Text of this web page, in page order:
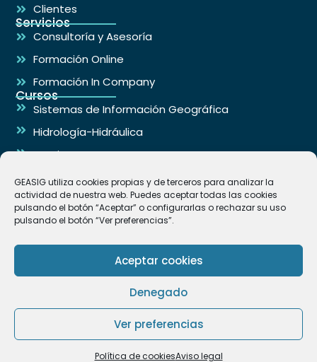
GEASIG utiliza cookies propias y de terceros para analizar la
actividad de nuestra web. Puedes aceptar todas las cookies
pulsando el botón “Aceptar” o configurarlas o rechazar su uso
pulsando el botón “Ver preferencias”.
Aceptar cookies
Denegado
Ver preferencias
Política de cookiesAviso legal
Clientes
Servicios
Consultoría y Asesoría
Formación Online
Formación In Company
Cursos
Sistemas de Información Geográfica
Hidrología-Hidráulica
Arquitectura
Ingeniería
Contacto
info@geasig.com
+34 695 18 25 76
Las Rozas de Madrid España
GEASIG. Especialistas en SIG y Medio Ambiente © 2026
Condiciones de Venta